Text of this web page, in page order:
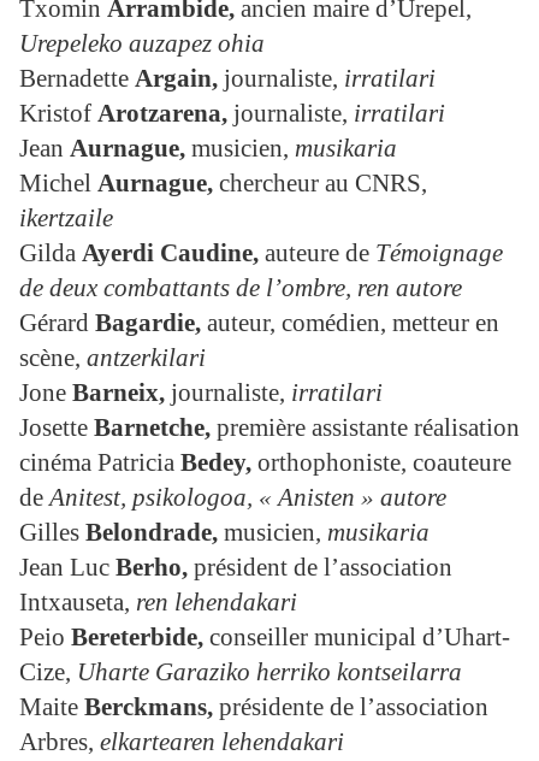
Txomin Arrambide, ancien maire d’Urepel,
Urepeleko auzapez ohia
Bernadette Argain, journaliste, irratilari
Kristof Arotzarena, journaliste, irratilari
Jean Aurnague, musicien, musikaria
Michel Aurnague, chercheur au CNRS,
ikertzaile
Gilda Ayerdi Caudine, auteure de Témoignage
de deux combattants de l’ombre, ren autore
Gérard Bagardie, auteur, comédien, metteur en
scène, antzerkilari
Jone Barneix, journaliste, irratilari
Josette Barnetche, première assistante réalisation
cinéma Patricia Bedey, orthophoniste, coauteure
deAnitest, psikologoa, « Anisten » autore
Gilles Belondrade, musicien, musikaria
Jean Luc Berho, président de l’association
Intxauseta, ren lehendakari
Peio Bereterbide, conseiller municipal d’Uhart-
Cize, Uharte Garaziko herriko kontseilarra
Maite Berckmans, présidente de l’association
Arbres, elkartearen lehendakari